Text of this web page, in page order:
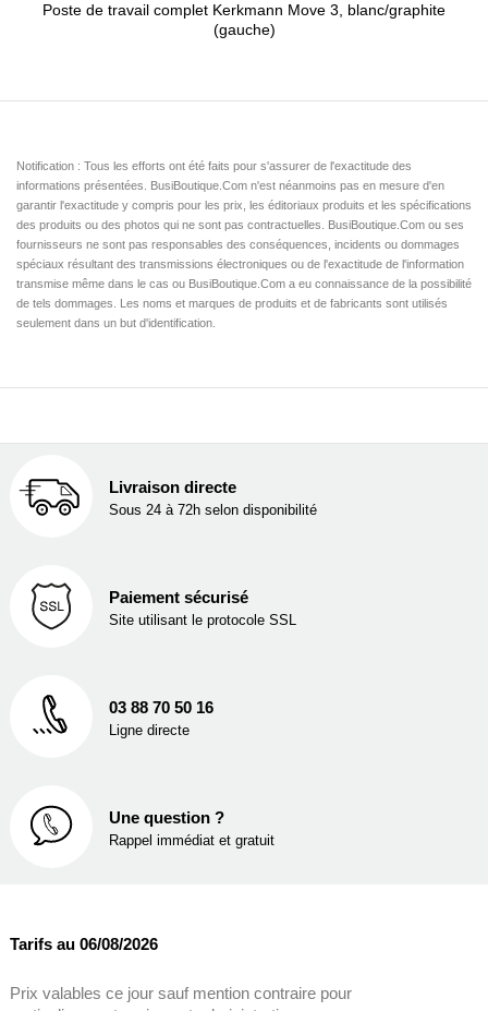
Poste de travail complet Kerkmann Move 3, blanc/graphite
(gauche)
Notification : Tous les efforts ont été faits pour s'assurer de l'exactitude des
informations présentées. BusiBoutique.Com n'est néanmoins pas en mesure d'en
garantir l'exactitude y compris pour les prix, les éditoriaux produits et les spécifications
des produits ou des photos qui ne sont pas contractuelles. BusiBoutique.Com ou ses
fournisseurs ne sont pas responsables des conséquences, incidents ou dommages
spéciaux résultant des transmissions électroniques ou de l'exactitude de l'information
transmise même dans le cas ou BusiBoutique.Com a eu connaissance de la possibilité
de tels dommages. Les noms et marques de produits et de fabricants sont utilisés
seulement dans un but d'identification.
Livraison directe
Sous 24 à 72h selon disponibilité
Paiement sécurisé
Site utilisant le protocole SSL
03 88 70 50 16
Ligne directe
Une question ?
Rappel immédiat et gratuit
Tarifs au 06/08/2026
Prix valables ce jour sauf mention contraire pour